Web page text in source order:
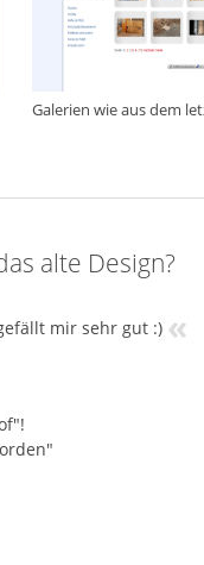
Galerien wie aus dem
alte Design?
mir sehr gut :) «